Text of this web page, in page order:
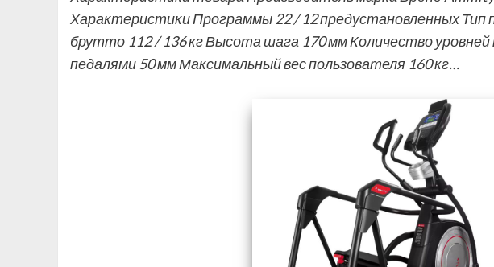
Характеристики Программы 22 / 12 предустановленных Тип
брутто 112 / 136 кг Высота шага 170 мм Количество уровней
педалями 50 мм Максимальный вес пользователя 160 кг…